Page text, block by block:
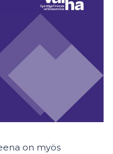
on myös